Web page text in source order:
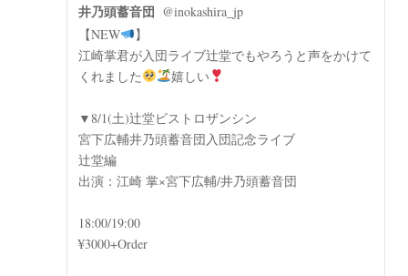
井乃頭蓄音団 @inokashira_jp
【NEW
】
江崎掌君が入団ライブ辻堂でもやろうと声をかけて
くれました
嬉しい
▼8/1(土)辻堂ビストロザンシン
宮下広輔井乃頭蓄音団入団記念ライブ
辻堂編
出演：江崎 掌×宮下広輔/井乃頭蓄音団
18:00/19:00
¥3000+Order